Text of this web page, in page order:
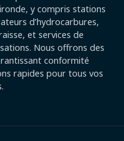
y compris stations
d’hydrocarbures,
et services de
Nous offrons des
conformité
rapides pour tous vos